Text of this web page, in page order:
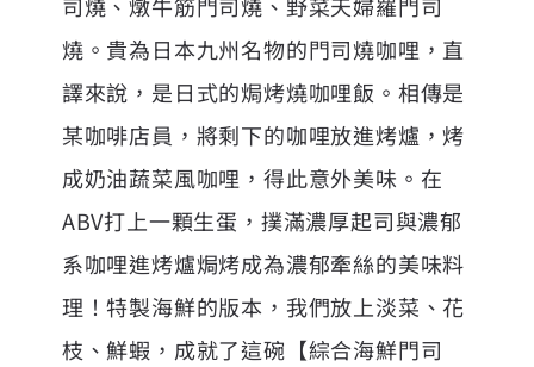
司燒、燉牛筋門司燒、野菜天婦羅門司
燒。貴為日本九州名物的門司燒咖哩，直
譯來說，是日式的焗烤燒咖哩飯。相傳是
某咖啡店員，將剩下的咖哩放進烤爐，烤
成奶油蔬菜風咖哩，得此意外美味。在
ABV打上一顆生蛋，撲滿濃厚起司與濃郁
系咖哩進烤爐焗烤成為濃郁牽絲的美味料
理！特製海鮮的版本，我們放上淡菜、花
枝、鮮蝦，成就了這碗【綜合海鮮門司